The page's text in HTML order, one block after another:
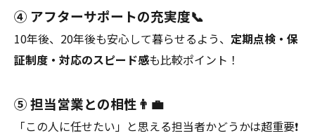
④ アフターサポートの充実度📞
10年後、20年後も安心して暮らせるよう、 定期点検・保
証制度・対応のスピード感も比較ポイント！
⑤ 担当営業との相性👨‍💼
「この人に任せたい」と思える担当者かどうかは超重要❗️